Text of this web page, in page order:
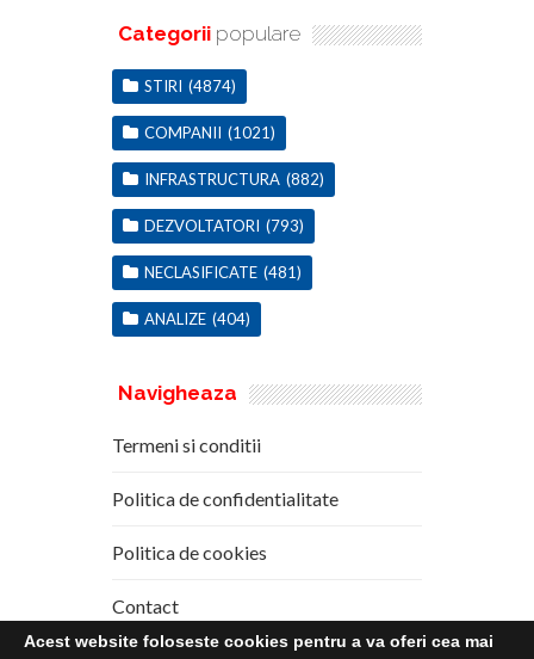
Categorii populare
STIRI (4874)
COMPANII (1021)
INFRASTRUCTURA (882)
DEZVOLTATORI (793)
NECLASIFICATE (481)
ANALIZE (404)
Navigheaza
Termeni si conditii
Politica de confidentialitate
Politica de cookies
Contact
Acest website foloseste cookies pentru a va oferi cea mai